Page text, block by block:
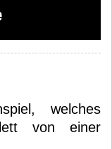
welches
von einer